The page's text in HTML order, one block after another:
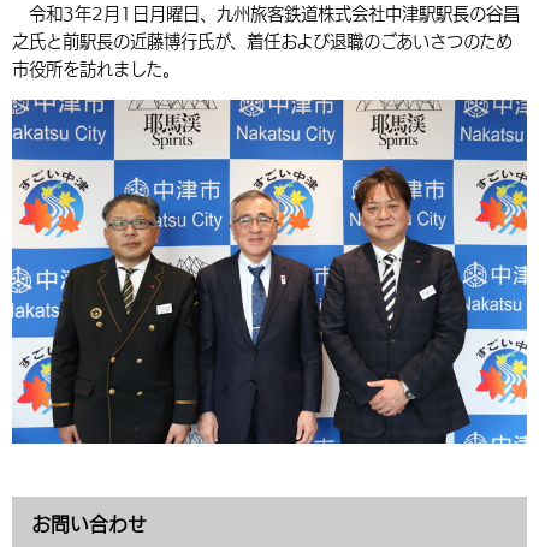
英語（English） 中国語（簡体字）
組織案内
税金 住宅・インフラ
環境・衛生
選挙 外国人の方向け情報
農林水産業 税金
都市整備
施設情報 子どもを預ける
手当・助成
相談・支援・情報 計画・施策
観光・移住
観光なび
遊ぶ・体験する グルメ・食べる
買う・おみやげ 四季のイベント・祭り
移住・定住
市政情報
中津市について 市役所の紹介
地方創生・地域活性化 広報・広聴
行政・計画
令和3年2月1日月曜日、九州旅客鉄道株式会社中津駅駅長の谷昌
之氏と前駅長の近藤博行氏が、着任および退職のごあいさつのため
市役所を訪れました。
お問い合わせ